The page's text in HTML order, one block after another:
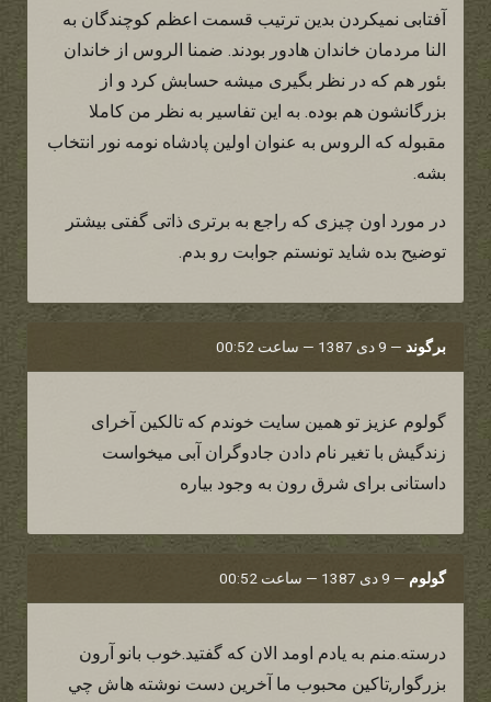
آفتابی نمیکردن بدین ترتیب قسمت اعظم کوچندگان به
النا مردمان خاندان هادور بودند. ضمنا الروس از خاندان
بئور هم که در نظر بگیری میشه حسابش کرد و از
بزرگانشون هم بوده. به این تفاسیر به نظر من کاملا
مقبوله که الروس به عنوان اولین پادشاه نومه نور انتخاب
بشه.
در مورد اون چیزی که راجع به برتری ذاتی گفتی بیشتر
توضیح بده شاید تونستم جوابت رو بدم.
برگوند — 9 دی 1387 — ساعت 00:52
گولوم عزیز تو همين سايت خوندم كه تالکین آخرای
زندگیش با تغیر نام دادن جادوگران آبی میخواست
داستانی برای شرق رون به وجود بیاره
گولوم — 9 دی 1387 — ساعت 00:52
درسته.منم به يادم اومد الان كه گفتيد.خوب بانو آرون
بزرگوار,تاكين محبوب ما آخرين دست نوشته هاش چي